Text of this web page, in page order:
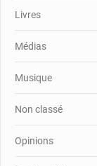
Livres
Médias
Musique
Non classé
Opinions